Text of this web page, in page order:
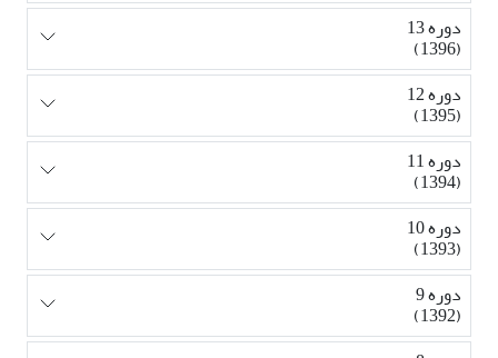
دوره 13
(1396)
دوره 12
(1395)
دوره 11
(1394)
دوره 10
(1393)
دوره 9
(1392)